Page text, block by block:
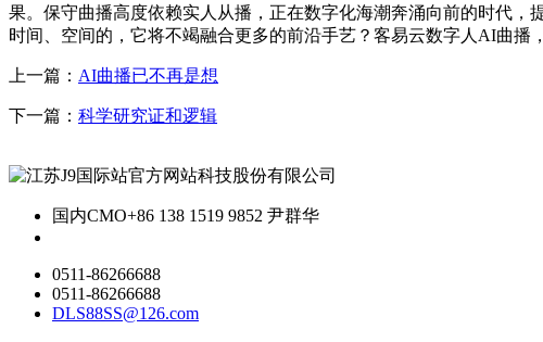
果。保守曲播高度依赖实人从播，正在数字化海潮奔涌向前的时代
时间、空间的，它将不竭融合更多的前沿手艺？客易云数字人AI曲播
上一篇： AI曲播已不再是想
下一篇： 科学研究证和逻辑
国内CMO+86 138 1519 9852 尹群华
0511-86266688
0511-86266688
DLS88SS@126.com